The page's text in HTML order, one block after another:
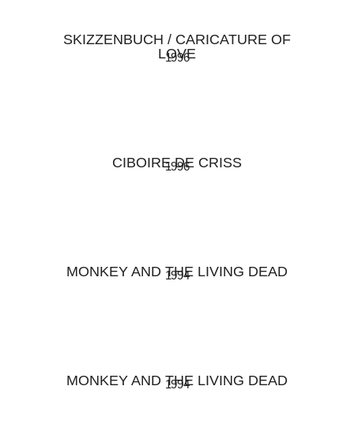
SKIZZENBUCH / CARICATURE OF
LOVE
1996
CIBOIRE DE CRISS
1996
MONKEY AND THE LIVING DEAD
1994
MONKEY AND THE LIVING DEAD
1994